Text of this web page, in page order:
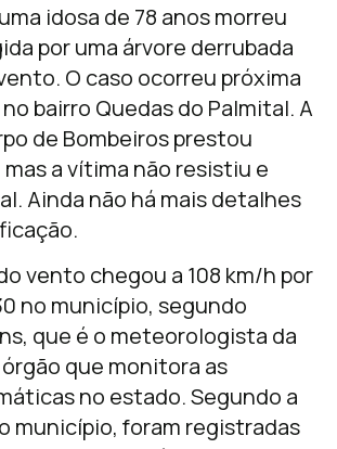
idosa de 78 anos morreu
por uma árvore derrubada
O caso ocorreu próxima
bairro Quedas do Palmital. A
de Bombeiros prestou
a vítima não resistiu e
Ainda não há mais detalhes
vento chegou a 108 km/h por
no município, segundo
que é o meteorologista da
que monitora as
no estado. Segundo a
município, foram registradas